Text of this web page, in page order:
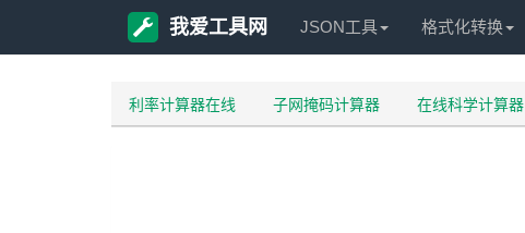
我爱工具网 JSON工具 格式化转换
利率计算器在线 子网掩码计算器 在线科学计算器